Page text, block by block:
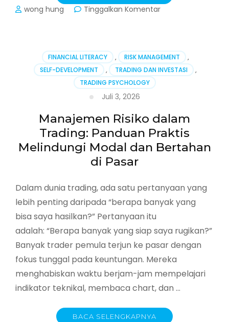
wong hung Tinggalkan Komentarpada
Evaluasi,
dan
Tingkatkan
FINANCIAL LITERACY , RISK MANAGEMENT
,
SELF-DEVELOPMENT
, TRADING DAN INVESTASI
,
TRADING PSYCHOLOGY
Juli 3, 2026
Manajemen Risiko dalam
Trading: Panduan Praktis
Melindungi Modal dan Bertahan
di Pasar
Dalam dunia trading, ada satu pertanyaan yang
lebih penting daripada “berapa banyak yang
bisa saya hasilkan?” Pertanyaan itu
adalah: “Berapa banyak yang siap saya rugikan?”
Banyak trader pemula terjun ke pasar dengan
fokus tunggal pada keuntungan. Mereka
menghabiskan waktu berjam-jam mempelajari
indikator teknikal, membaca chart, dan …
BACA SELENGKAPNYA